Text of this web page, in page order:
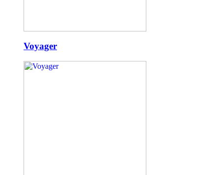
Voyager